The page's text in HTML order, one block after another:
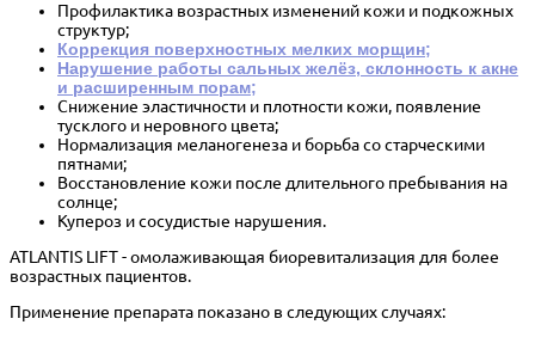
Профилактика возрастных изменений кожи и подкожных
структур;
Коррекция поверхностных мелких морщин;
Нарушение работы сальных желёз, склонность к акне
и расширенным порам;
Снижение эластичности и плотности кожи, появление
тусклого и неровного цвета;
Нормализация меланогенеза и борьба со старческими
пятнами;
Восстановление кожи после длительного пребывания на
солнце;
Купероз и сосудистые нарушения.
ATLANTIS LIFT- омолаживающая биоревитализация для более
возрастных пациентов.
Применение препарата показано в следующих случаях: